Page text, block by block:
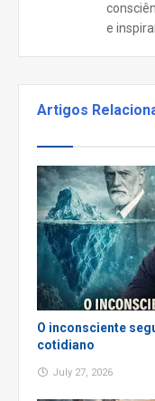
e
Artigos
O inconsciente
cotidiano
July 27, 2026